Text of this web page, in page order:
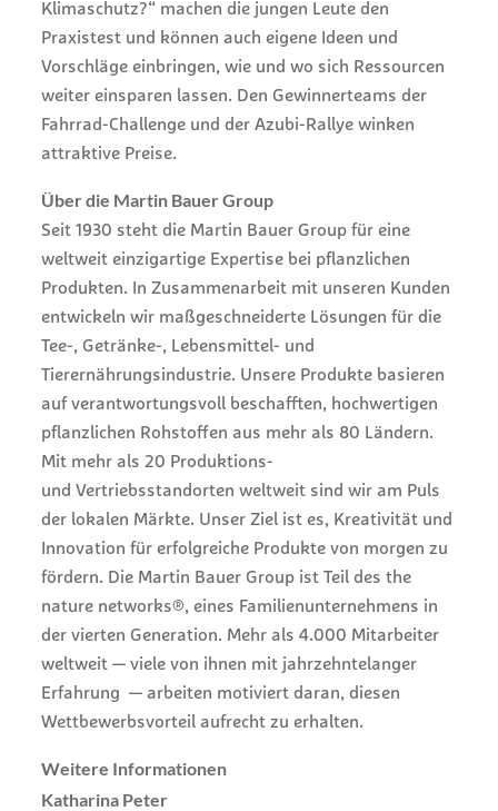
Klimaschutz?“ machen die jungen Leute den
Praxistest und können auch eigene Ideen und
Vorschläge einbringen, wie und wo sich Ressourcen
weiter einsparen lassen. Den Gewinnerteams der
Fahrrad-Challenge und der Azubi-Rallye winken
attraktive Preise.
Über die Martin Bauer Group
Seit 1930 steht die Martin Bauer Group für eine
weltweit einzigartige Expertise bei pflanzlichen
Produkten. In Zusammenarbeit mit unseren Kunden
entwickeln wir maßgeschneiderte Lösungen für die
Tee-, Getränke-, Lebensmittel- und
Tierernährungsindustrie. Unsere Produkte basieren
auf verantwortungsvoll beschafften, hochwertigen
pflanzlichen Rohstoffen aus mehr als 80 Ländern.
Mit mehr als 20 Produktions-
und Vertriebsstandorten weltweit sind wir am Puls
der lokalen Märkte. Unser Ziel ist es, Kreativität und
Innovation für erfolgreiche Produkte von morgen zu
fördern. Die Martin Bauer Group ist Teil des the
nature networks®, eines Familienunternehmens in
der vierten Generation. Mehr als 4.000 Mitarbeiter
weltweit — viele von ihnen mit jahrzehntelanger
Erfahrung — arbeiten motiviert daran, diesen
Wettbewerbsvorteil aufrecht zu erhalten.
Weitere Informationen
Katharina Peter